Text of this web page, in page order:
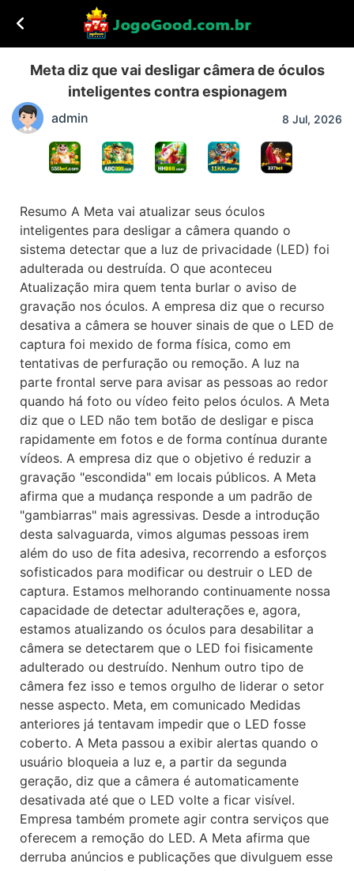
Meta diz que vai desligar câmera de óculos
inteligentes contra espionagem
admin 8 Jul, 2026
Resumo A Meta vai atualizar seus óculos
inteligentes para desligar a câmera quando o
sistema detectar que a luz de privacidade (LED) foi
adulterada ou destruída. O que aconteceu
Atualização mira quem tenta burlar o aviso de
gravação nos óculos. A empresa diz que o recurso
desativa a câmera se houver sinais de que o LED de
captura foi mexido de forma física, como em
tentativas de perfuração ou remoção. A luz na
parte frontal serve para avisar as pessoas ao redor
quando há foto ou vídeo feito pelos óculos. A Meta
diz que o LED não tem botão de desligar e pisca
rapidamente em fotos e de forma contínua durante
vídeos. A empresa diz que o objetivo é reduzir a
gravação "escondida" em locais públicos. A Meta
afirma que a mudança responde a um padrão de
"gambiarras" mais agressivas. Desde a introdução
desta salvaguarda, vimos algumas pessoas irem
além do uso de fita adesiva, recorrendo a esforços
sofisticados para modificar ou destruir o LED de
captura. Estamos melhorando continuamente nossa
capacidade de detectar adulterações e, agora,
estamos atualizando os óculos para desabilitar a
câmera se detectarem que o LED foi fisicamente
adulterado ou destruído. Nenhum outro tipo de
câmera fez isso e temos orgulho de liderar o setor
nesse aspecto. Meta, em comunicado Medidas
anteriores já tentavam impedir que o LED fosse
coberto. A Meta passou a exibir alertas quando o
usuário bloqueia a luz e, a partir da segunda
geração, diz que a câmera é automaticamente
desativada até que o LED volte a ficar visível.
Empresa também promete agir contra serviços que
oferecem a remoção do LED. A Meta afirma que
derruba anúncios e publicações que divulguem esse